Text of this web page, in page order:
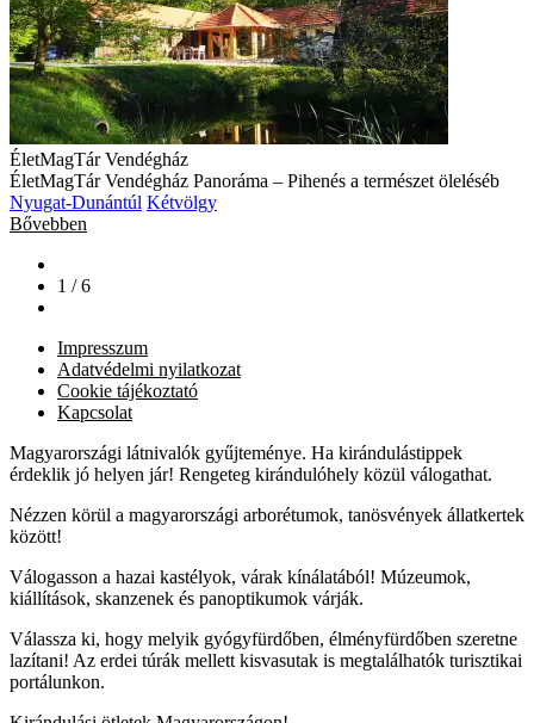
ÉletMagTár Vendégház
ÉletMagTár Vendégház Panoráma – Pihenés a természet öleléséb
Nyugat-Dunántúl Kétvölgy
Bővebben
1 / 6
Impresszum
Adatvédelmi nyilatkozat
Cookie tájékoztató
Kapcsolat
Magyarországi látnivalók gyűjteménye. Ha kirándulástippek
érdeklik jó helyen jár! Rengeteg kirándulóhely közül válogathat.
Nézzen körül a magyarországi arborétumok, tanösvények állatkertek
között!
Válogasson a hazai kastélyok, várak kínálatából! Múzeumok,
kiállítások, skanzenek és panoptikumok várják.
Válassza ki, hogy melyik gyógyfürdőben, élményfürdőben szeretne
lazítani! Az erdei túrák mellett kisvasutak is megtalálhatók turisztikai
portálunkon.